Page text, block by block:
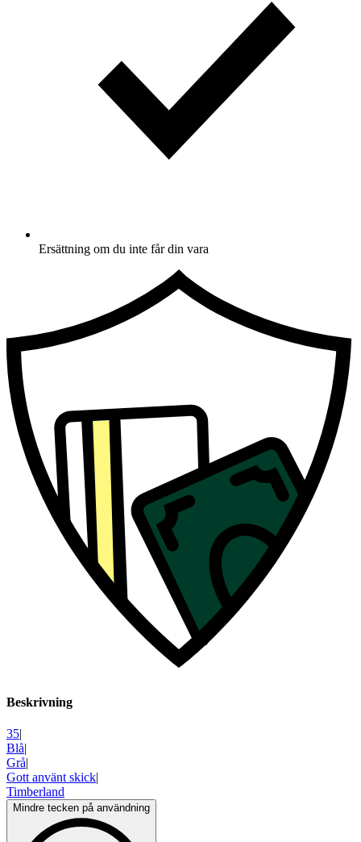
Ersättning om du inte får din vara
Beskrivning
35|
Blå|
Grå|
Gott använt skick|
Timberland
Mindre tecken på användning